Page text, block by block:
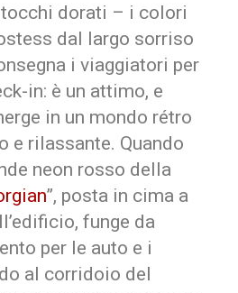
dorati – i colori
dal largo sorriso
i viaggiatori per
in: è un attimo, e
in un mondo rétro
e rilassante. Quando
neon rosso della
”, posta in cima a
funge da
per le auto e i
al corridoio del